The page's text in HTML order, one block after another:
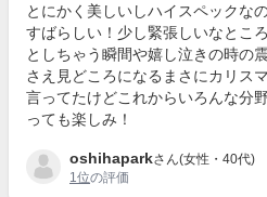
とにかく美しいしハイスペックな
すばらしい！少し緊張しいなとこ
としちゃう瞬間や嬉し泣きの時の
さえ見どころになるまさにカリス
言ってたけどこれからいろんな分
っても楽しみ！
oshihaparkさん(女性・40代)
1位の評価